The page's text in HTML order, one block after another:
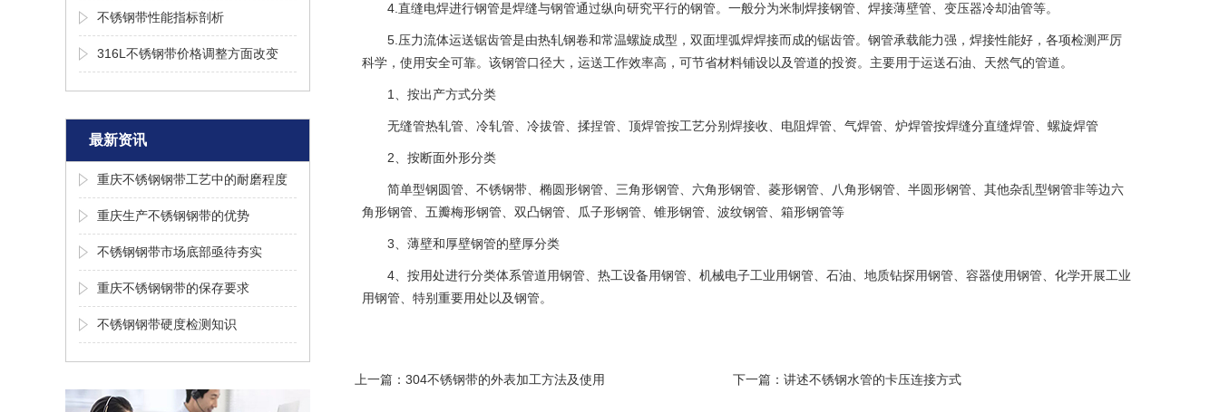
不锈钢带性能指标剖析
316L不锈钢带价格调整方面改变
最新资讯
重庆不锈钢钢带工艺中的耐磨程度
重庆生产不锈钢钢带的优势
不锈钢钢带市场底部亟待夯实
重庆不锈钢钢带的保存要求
不锈钢钢带硬度检测知识
4.直缝电焊进行钢管是焊缝与钢管通过纵向研究平行的钢管。一般分为米制焊接钢管、焊接薄壁管、变压器冷却油管等。
5.压力流体运送锯齿管是由热轧钢卷和常温螺旋成型，双面埋弧焊焊接而成的锯齿管。钢管承载能力强，焊接性能好，各项检测严厉
科学，使用安全可靠。该钢管口径大，运送工作效率高，可节省材料铺设以及管道的投资。主要用于运送石油、天然气的管道。
1、按出产方式分类
无缝管热轧管、冷轧管、冷拔管、揉捏管、顶焊管按工艺分别焊接收、电阻焊管、气焊管、炉焊管按焊缝分直缝焊管、螺旋焊管
2、按断面外形分类
简单型钢圆管、不锈钢带、椭圆形钢管、三角形钢管、六角形钢管、菱形钢管、八角形钢管、半圆形钢管、其他杂乱型钢管非等边六
角形钢管、五瓣梅形钢管、双凸钢管、瓜子形钢管、锥形钢管、波纹钢管、箱形钢管等
3、薄壁和厚壁钢管的壁厚分类
4、按用处进行分类体系管道用钢管、热工设备用钢管、机械电子工业用钢管、石油、地质钻探用钢管、容器使用钢管、化学开展工业
用钢管、特别重要用处以及钢管。
上一篇： 304不锈钢带的外表加工方法及使用 下一篇： 讲述不锈钢水管的卡压连接方式